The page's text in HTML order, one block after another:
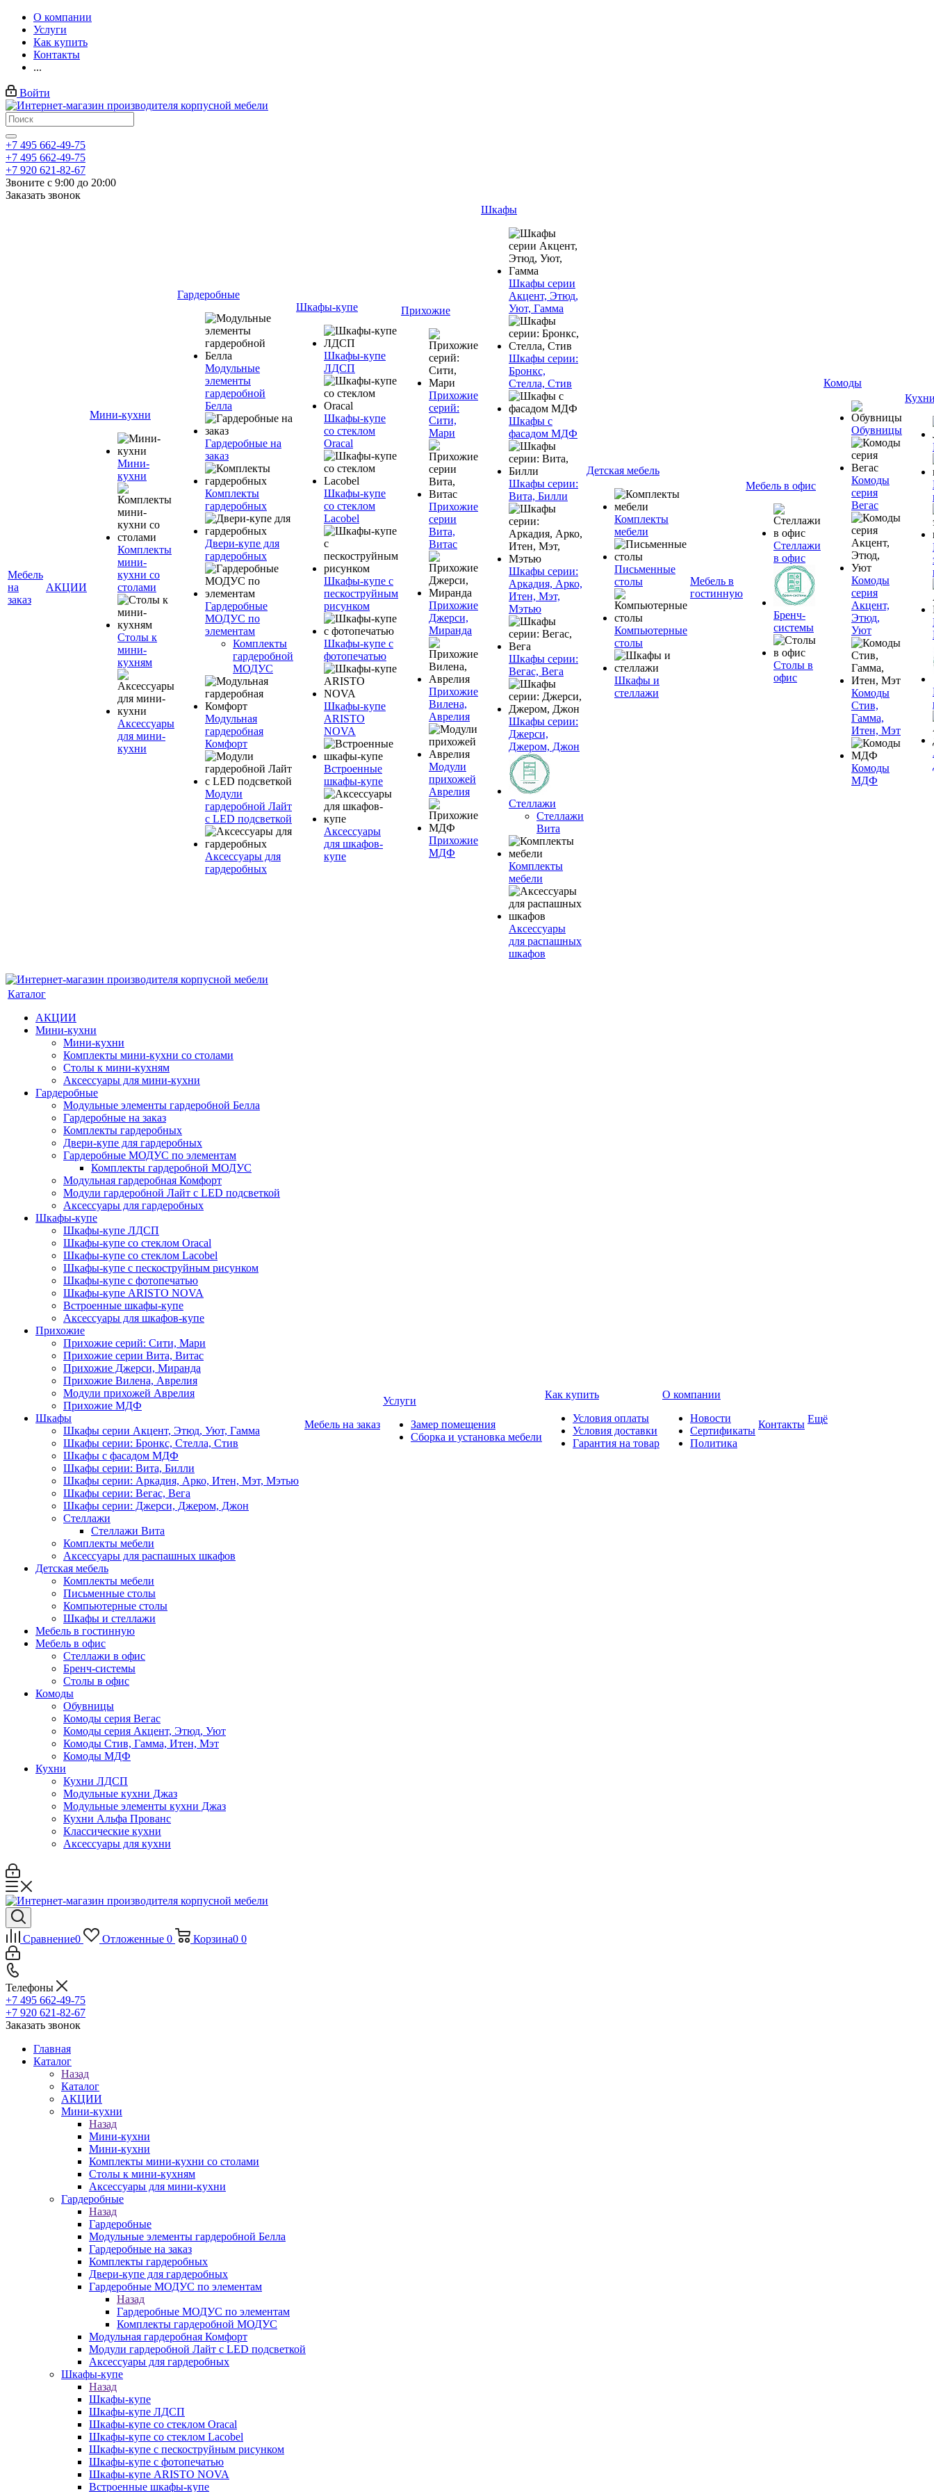
О компании
Услуги
Как купить
Контакты
...
Войти
+7 495 662-49-75
+7 495 662-49-75
+7 920 621-82-67
Звоните с 9:00 до 20:00
Заказать звонок
Мебель
на
заказ
АКЦИИ
Мини-кухни
Мини-
кухни
Комплекты
мини-
кухни со
столами
Столы к
мини-
кухням
Аксессуары
для мини-
кухни
Гардеробные
Модульные
элементы
гардеробной
Белла
Гардеробные на
заказ
Комплекты
гардеробных
Двери-купе для
гардеробных
Гардеробные
МОДУС по
элементам
Комплекты
гардеробной
МОДУС
Модульная
гардеробная
Комфорт
Модули
гардеробной Лайт
с LED подсветкой
Аксессуары для
гардеробных
Шкафы-купе
Шкафы-купе
ЛДСП
Шкафы-купе
со стеклом
Oracal
Шкафы-купе
со стеклом
Lacobel
Шкафы-купе с
пескоструйным
рисунком
Шкафы-купе с
фотопечатью
Шкафы-купе
ARISTO
NOVA
Встроенные
шкафы-купе
Аксессуары
для шкафов-
купе
Прихожие
Прихожие
серий:
Сити,
Мари
Прихожие
серии
Вита,
Витас
Прихожие
Джерси,
Миранда
Прихожие
Вилена,
Аврелия
Модули
прихожей
Аврелия
Прихожие
МДФ
Шкафы
Шкафы серии
Акцент, Этюд,
Уют, Гамма
Шкафы серии:
Бронкс,
Стелла, Стив
Шкафы с
фасадом МДФ
Шкафы серии:
Вита, Билли
Шкафы серии:
Аркадия, Арко,
Итен, Мэт,
Мэтью
Шкафы серии:
Вегас, Вега
Шкафы серии:
Джерси,
Джером, Джон
Стеллажи
Стеллажи
Вита
Комплекты
мебели
Аксессуары
для распашных
шкафов
Детская мебель
Комплекты
мебели
Письменные
столы
Компьютерные
столы
Шкафы и
стеллажи
Мебель в
гостинную
Мебель в офис
Стеллажи
в офис
Бренч-
системы
Столы в
офис
Комоды
Обувницы
Комоды
серия
Вегас
Комоды
серия
Акцент,
Этюд,
Уют
Комоды
Стив,
Гамма,
Итен, Мэт
Комоды
МДФ
Каталог
АКЦИИ
Мини-кухни
Мини-кухни
Комплекты мини-кухни со столами
Столы к мини-кухням
Аксессуары для мини-кухни
Гардеробные
Модульные элементы гардеробной Белла
Гардеробные на заказ
Комплекты гардеробных
Двери-купе для гардеробных
Гардеробные МОДУС по элементам
Комплекты гардеробной МОДУС
Модульная гардеробная Комфорт
Модули гардеробной Лайт с LED подсветкой
Аксессуары для гардеробных
Шкафы-купе
Шкафы-купе ЛДСП
Шкафы-купе со стеклом Oracal
Шкафы-купе со стеклом Lacobel
Шкафы-купе с пескоструйным рисунком
Шкафы-купе с фотопечатью
Шкафы-купе ARISTO NOVA
Встроенные шкафы-купе
Аксессуары для шкафов-купе
Прихожие
Прихожие серий: Сити, Мари
Прихожие серии Вита, Витас
Прихожие Джерси, Миранда
Прихожие Вилена, Аврелия
Модули прихожей Аврелия
Прихожие МДФ
Шкафы
Шкафы серии Акцент, Этюд, Уют, Гамма
Шкафы серии: Бронкс, Стелла, Стив
Шкафы с фасадом МДФ
Шкафы серии: Вита, Билли
Шкафы серии: Аркадия, Арко, Итен, Мэт, Мэтью
Шкафы серии: Вегас, Вега
Шкафы серии: Джерси, Джером, Джон
Стеллажи
Стеллажи Вита
Комплекты мебели
Аксессуары для распашных шкафов
Детская мебель
Комплекты мебели
Письменные столы
Компьютерные столы
Шкафы и стеллажи
Мебель в гостинную
Мебель в офис
Стеллажи в офис
Бренч-системы
Столы в офис
Комоды
Обувницы
Комоды серия Вегас
Комоды серия Акцент, Этюд, Уют
Комоды Стив, Гамма, Итен, Мэт
Комоды МДФ
Кухни
Кухни ЛДСП
Модульные кухни Джаз
Модульные элементы кухни Джаз
Кухни Альфа Прованс
Классические кухни
Аксессуары для кухни
Мебель на заказ
Услуги
Замер помещения
Сборка и установка мебели
Как купить
Условия оплаты
Условия доставки
Гарантия на товар
О компании
Новости
Сертификаты
Политика
Контакты Ещё
Сравнение0 Отложенные 0 Корзина0 0
Телефоны
+7 495 662-49-75
+7 920 621-82-67
Заказать звонок
Главная
Каталог
Назад
Каталог
АКЦИИ
Мини-кухни
Назад
Мини-кухни
Мини-кухни
Комплекты мини-кухни со столами
Столы к мини-кухням
Аксессуары для мини-кухни
Гардеробные
Назад
Гардеробные
Модульные элементы гардеробной Белла
Гардеробные на заказ
Комплекты гардеробных
Двери-купе для гардеробных
Гардеробные МОДУС по элементам
Назад
Гардеробные МОДУС по элементам
Комплекты гардеробной МОДУС
Модульная гардеробная Комфорт
Модули гардеробной Лайт с LED подсветкой
Аксессуары для гардеробных
Шкафы-купе
Назад
Шкафы-купе
Шкафы-купе ЛДСП
Шкафы-купе со стеклом Oracal
Шкафы-купе со стеклом Lacobel
Шкафы-купе с пескоструйным рисунком
Шкафы-купе с фотопечатью
Шкафы-купе ARISTO NOVA
Встроенные шкафы-купе